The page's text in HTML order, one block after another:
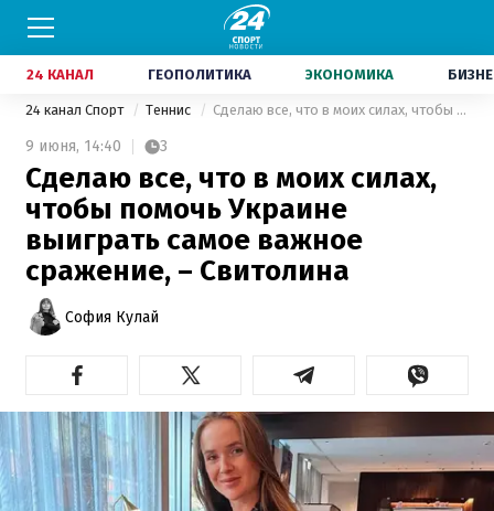
24 КАНАЛ ГЕОПОЛИТИКА ЭКОНОМИКА
24 канал Спорт Теннис Сделаю все, что в моих силах, чтобы помочь Украине выиграть самое важное сражение, – Свитолина
9 июня, 14:40 3
Сделаю все, что в моих силах,
чтобы помочь Украине
выиграть самое важное
сражение, – Свитолина
София Кулай